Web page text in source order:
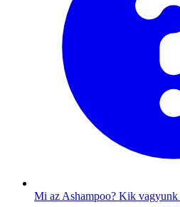
Mi az Ashampoo? Kik vagyunk